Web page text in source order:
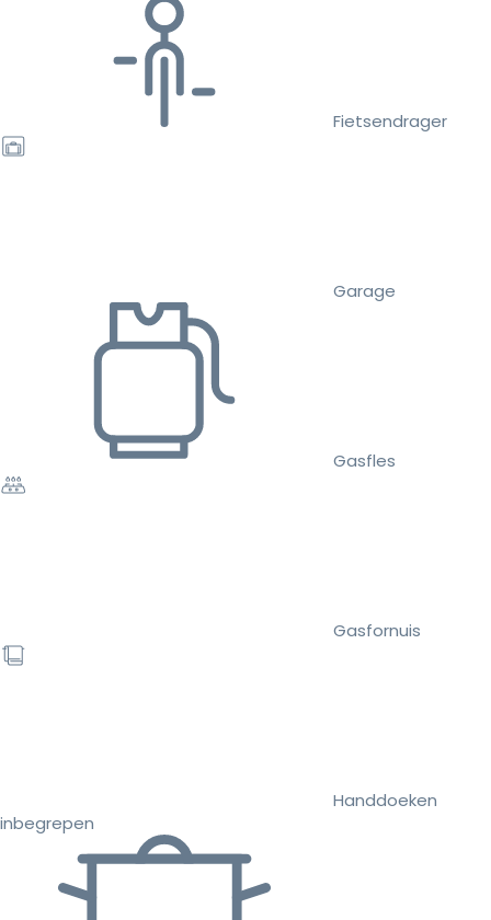
Fietsendrager
Garage
Gasfles
Gasfornuis
Handdoeken
inbegrepen